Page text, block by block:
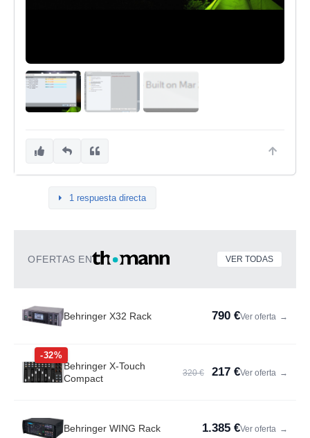
1 respuesta directa
OFERTAS EN VER TODAS
Behringer X32 Rack 790 €Ver oferta →
-32%
Behringer X-Touch
Compact
320 € 217 €Ver oferta →
Behringer WING Rack 1.385 €Ver oferta →